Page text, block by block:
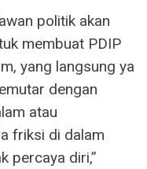
politik akan
membuat PDIP
yang langsung ya
dengan
atau
friksi di dalam
percaya diri,”